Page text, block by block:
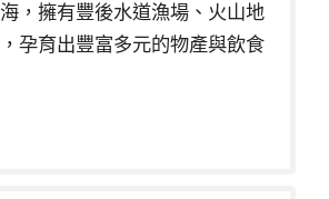
，擁有豐後水道漁場、火山地
孕育出豐富多元的物產與飲食